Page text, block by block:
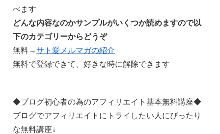
べます
どんな内容なのかサンプルがいくつか読めますので以
下のカテゴリーからどうぞ
無料→サト愛メルマガの紹介
無料で登録できて、好きな時に解除できます
◆ブログ初心者の為のアフィリエイト基本無料講座◆
ブログでアフィリエイトにトライしたい人にぴったり
な無料講座↓